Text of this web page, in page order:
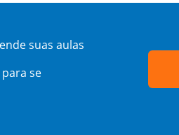
suas aulas
se